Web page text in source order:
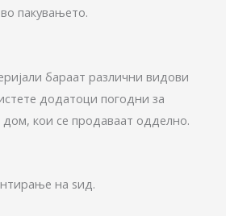
пакувањето.
бараат различни видови
додатоци погодни за
кои се продаваат одделно.
на ѕид.